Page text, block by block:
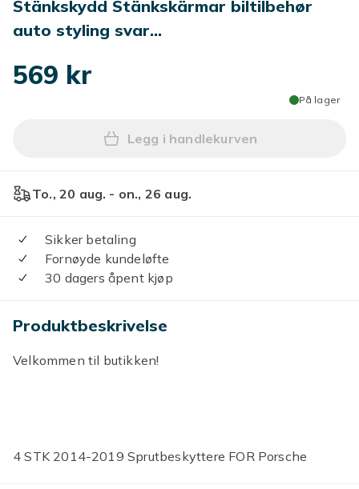
Stänkskydd Stänkskärmar biltilbehør
auto styling svar...
569 kr
På lager
Legg /EA/Utmerkede 4
Legg i handlekurven
To., 20 aug. - on., 26 aug.
Sikker betaling
Fornøyde kundeløfte
30 dagers åpent kjøp
Produktbeskrivelse
Velkommen til butikken!
4 STK 2014-2019 Sprutbeskyttere FOR Porsche